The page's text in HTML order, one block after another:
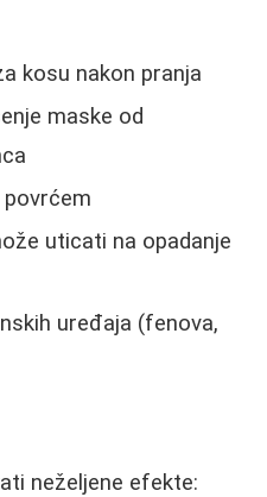
kosu nakon pranja
maske od
uticati na opadanje
uređaja (fenova,
neželjene efekte: